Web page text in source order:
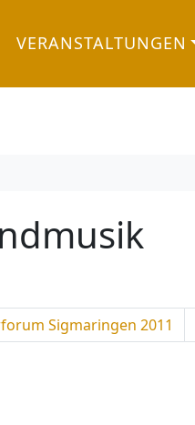
VERANSTALTUNGEN
Sigmaringen 2011